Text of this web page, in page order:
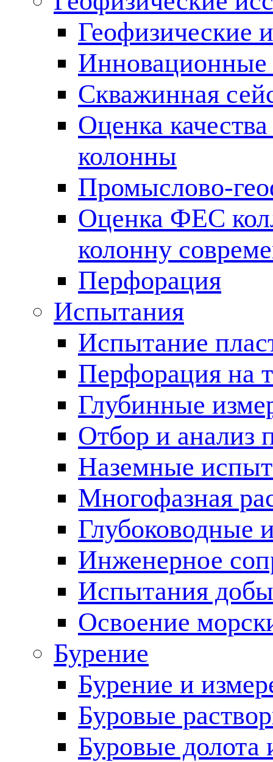
Геофизические
Инновационные
Скважинная
Оценка
колонны
Промыслово-
Оценка ФЕС
колонну
Перфорация
Испытания
Испытание
Перфорация на
Глубинные
Отбор и анализ
Наземные
Многофазная
Глубоководные
Инженерное
Испытания
Освоение
Бурение
Бурение и
Буровые
Буровые долота